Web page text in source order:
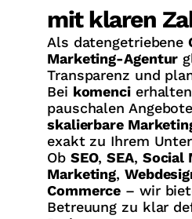
mit klaren
Als datengetriebene
Marketing-Agentur
Transparenz und
Bei komenci
pauschalen
skalierbare
exakt zu Ihrem
Ob SEO,SEA, Social
Marketing,
Commerce – wir
Betreuung zu klar